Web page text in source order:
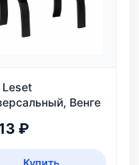
Венге
₽
Купить